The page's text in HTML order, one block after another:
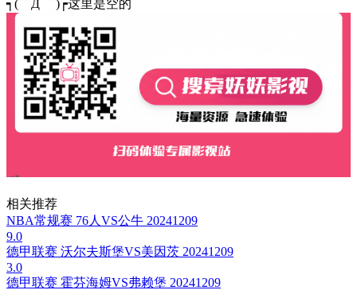
┑(￣Д ￣)┍这里是空的
相关推荐
NBA常规赛 76人VS公牛 20241209
9.0
德甲联赛 沃尔夫斯堡VS美因茨 20241209
3.0
德甲联赛 霍芬海姆VS弗赖堡 20241209